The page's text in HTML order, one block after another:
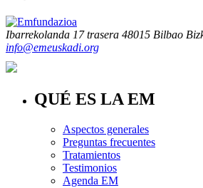
Ibarrekolanda 17 trasera 48015 Bilbao
info@emeuskadi.org
QUÉ ES LA EM
Aspectos generales
Preguntas frecuentes
Tratamientos
Testimonios
Agenda EM